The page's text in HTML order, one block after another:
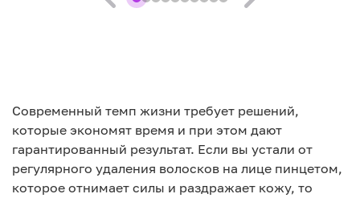
Современный темп жизни требует решений,
которые экономят время и при этом дают
гарантированный результат. Если вы устали от
регулярного удаления волосков на лице пинцетом,
которое отнимает силы и раздражает кожу, то